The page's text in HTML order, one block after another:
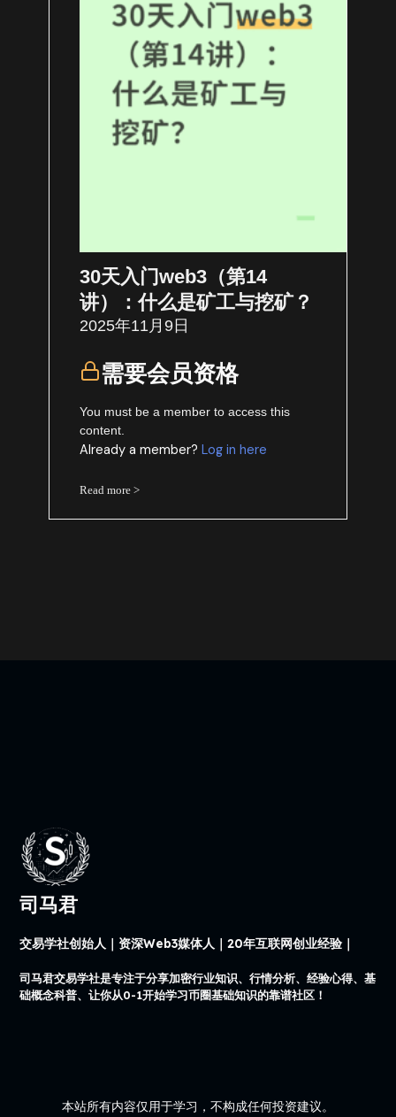
30天入门web3（第14
讲）：什么是矿工与挖矿？
2025年11月9日
需要会员资格
You must be a member to access this
content.
Already a member?Log in here
Read more >
司马君
交易学社创始人｜资深Web3媒体人｜20年互联网创业经验｜
司马君交易学社是专注于分享加密行业知识、行情分析、经验心得、基
础概念科普、让你从0-1开始学习币圈基础知识的靠谱社区！
本站所有内容仅用于学习，不构成任何投资建议。